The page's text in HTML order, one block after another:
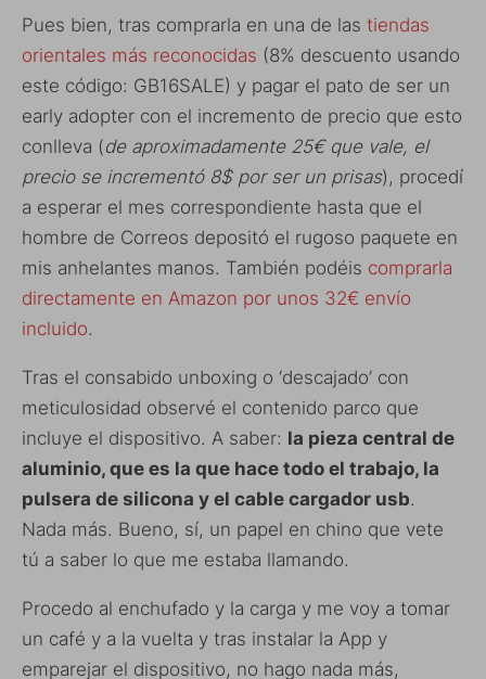
Pues bien, tras comprarla en una de las tiendas
orientales más reconocidas (8% descuento usando
este código: GB16SALE) y pagar el pato de ser un
early adopter con el incremento de precio que esto
conlleva (de aproximadamente 25€ que vale, el
precio se incrementó 8$ por ser un prisas), procedí
a esperar el mes correspondiente hasta que el
hombre de Correos depositó el rugoso paquete en
mis anhelantes manos. También podéis comprarla
directamente en Amazon por unos 32€ envío
incluido.
Tras el consabido unboxing o ‘descajado’ con
meticulosidad observé el contenido parco que
incluye el dispositivo. A saber: la pieza central de
aluminio, que es la que hace todo el trabajo, la
pulsera de silicona y el cable cargador usb.
Nada más. Bueno, sí, un papel en chino que vete
tú a saber lo que me estaba llamando.
Procedo al enchufado y la carga y me voy a tomar
un café y a la vuelta y tras instalar la App y
emparejar el dispositivo, no hago nada más,